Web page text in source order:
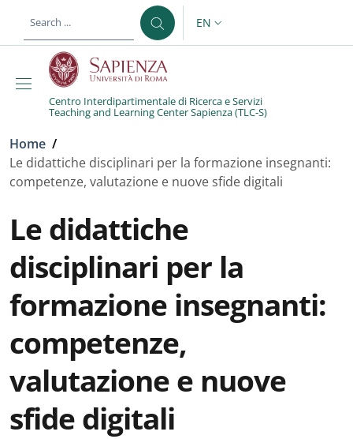
LANGUAGE SWITCHER:
EN
Centro Interdipartimentale di Ricerca e Servizi
Teaching and Learning Center Sapienza (TLC-S)
Breadcrumb
Home /
Le didattiche disciplinari per la formazione insegnanti:
competenze, valutazione e nuove sfide digitali
Le didattiche
disciplinari per la
formazione insegnanti:
competenze,
valutazione e nuove
sfide digitali